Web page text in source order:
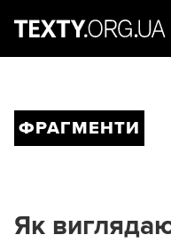
ФРАГМЕНТИ
Як